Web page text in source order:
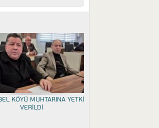
KÖYÜ MUHTARINA YETKİ
VERİLDİ